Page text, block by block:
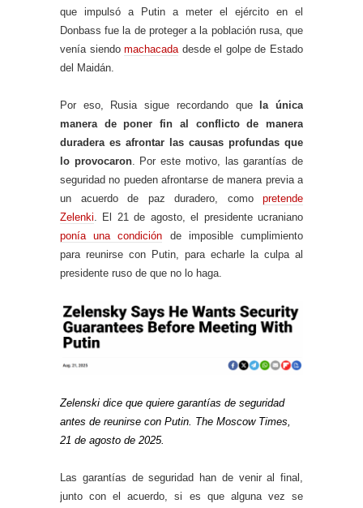
que impulsó a Putin a meter el ejército en el
Donbass fue la de proteger a la población rusa, que
venía siendomachacada desde el golpe de Estado
del Maidán.
Por eso, Rusia sigue recordando que
la única
manera de poner fin al conflicto de manera
duradera es afrontar las causas profundas que
lo provocaron. Por este motivo, las garantías de
seguridad no pueden afrontarse de manera previa a
un acuerdo de paz duradero, como pretende
Zelenki . El 21 de agosto, el presidente ucraniano
ponía una condición de imposible cumplimiento
para reunirse con Putin, para echarle la culpa al
presidente ruso de que no lo haga.
Zelenski dice que quiere garantías de seguridad
antes de reunirse con Putin. The Moscow Times,
21 de agosto de 2025.
Las garantías de seguridad han de venir al final,
junto con el acuerdo, si es que alguna vez se